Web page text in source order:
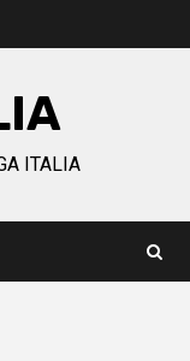
ITALIA